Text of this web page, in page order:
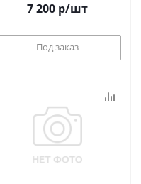
7 200р/шт
Под заказ